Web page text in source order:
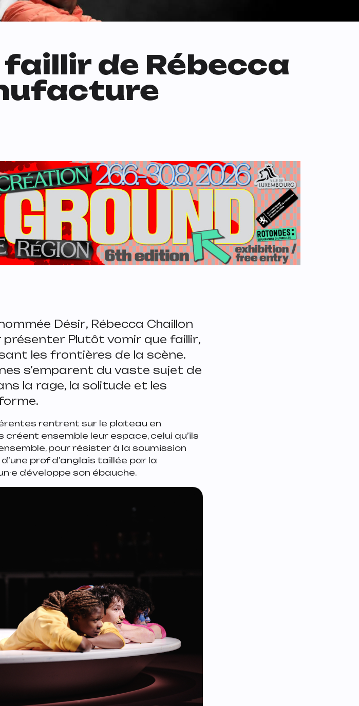
de Rébecca
Désir, Rébecca Chaillon
présenter Plutôt vomir que faillir,
les frontières de la scène.
s’emparent du vaste sujet de
la rage, la solitude et les
rentrent sur le plateau en
ensemble leur espace, celui qu’ils
pour résister à la soumission
prof d’anglais taillée par la
développe son ébauche.